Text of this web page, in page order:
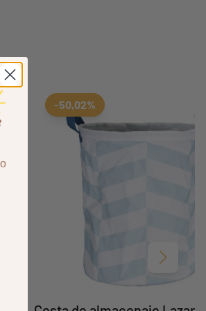
ai preferiti
favoritos -50,02%